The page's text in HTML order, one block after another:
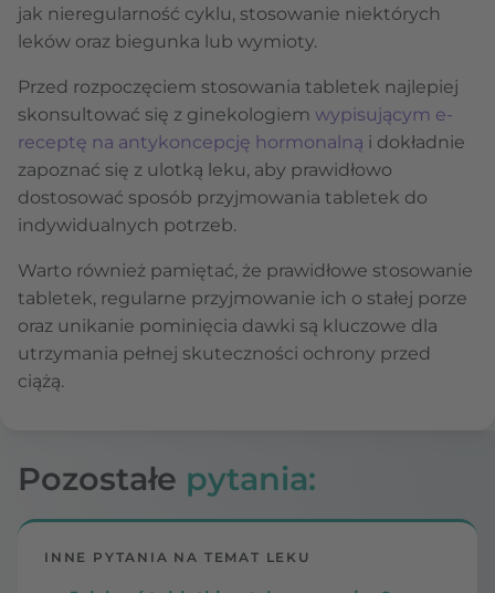
jak nieregularność cyklu, stosowanie niektórych
leków oraz biegunka lub wymioty.
Przed rozpoczęciem stosowania tabletek najlepiej
skonsultować się z ginekologiem wypisującym e-
receptę na antykoncepcję hormonalną i dokładnie
zapoznać się z ulotką leku, aby prawidłowo
dostosować sposób przyjmowania tabletek do
indywidualnych potrzeb.
Warto również pamiętać, że prawidłowe stosowanie
tabletek, regularne przyjmowanie ich o stałej porze
oraz unikanie pominięcia dawki są kluczowe dla
utrzymania pełnej skuteczności ochrony przed
ciążą.
Pozostałe pytania:
INNE PYTANIA NA TEMAT LEKU